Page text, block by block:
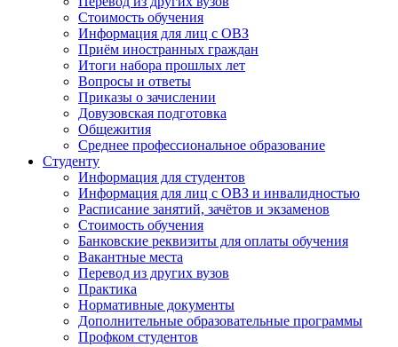
Стоимость обучения
Информация для лиц с ОВЗ
Приём иностранных граждан
Итоги набора прошлых лет
Вопросы и ответы
Приказы о зачислении
Довузовская подготовка
Общежития
Среднее профессиональное образование
Студенту
Информация для студентов
Информация для лиц с ОВЗ и инвалидностью
Расписание занятий, зачётов и экзаменов
Стоимость обучения
Банковские реквизиты для оплаты обучения
Вакантные места
Перевод из других вузов
Практика
Нормативные документы
Дополнительные образовательные программы
Профком студентов